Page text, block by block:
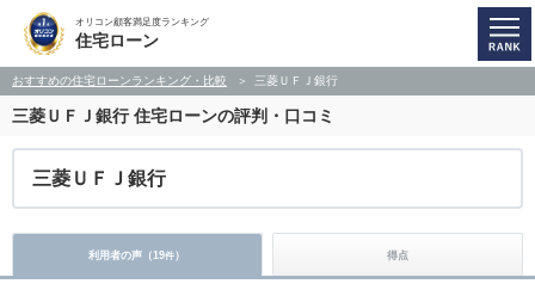
オリコン顧客満足度ランキング
住宅ローン
おすすめの住宅ローンランキング・比較 三菱ＵＦＪ銀行
三菱ＵＦＪ銀行住宅ローンの評判・口コミ
三菱ＵＦＪ銀行
利用者の声（19件） 得点